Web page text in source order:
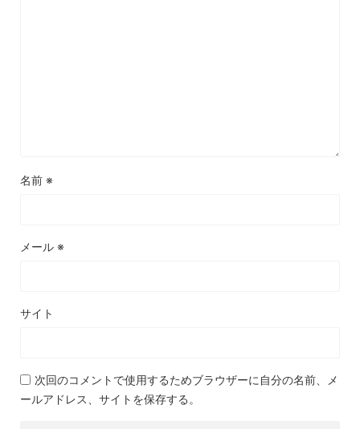
名前 ※
メール ※
サイト
次回のコメントで使用するためブラウザーに自分の名前、メ
ールアドレス、サイトを保存する。